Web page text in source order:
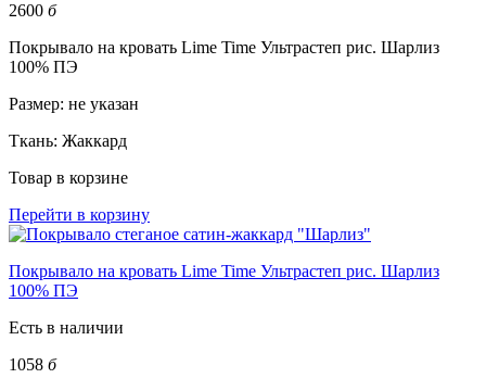
2600 б
Покрывало на кровать Lime Time Ультрастеп рис. Шарлиз
100% ПЭ
Размер: не указан
Ткань: Жаккард
Товар в корзине
Перейти в корзину
Покрывало на кровать Lime Time Ультрастеп рис. Шарлиз
100% ПЭ
Есть в наличии
1058 б